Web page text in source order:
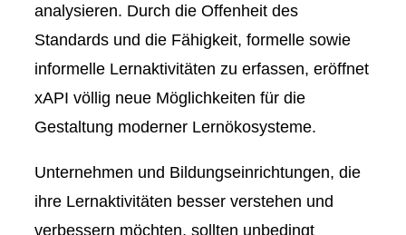
analysieren. Durch die Offenheit des
Standards und die Fähigkeit, formelle sowie
informelle Lernaktivitäten zu erfassen, eröffnet
xAPI völlig neue Möglichkeiten für die
Gestaltung moderner Lernökosysteme.
Unternehmen und Bildungseinrichtungen, die
ihre Lernaktivitäten besser verstehen und
verbessern möchten, sollten unbedingt